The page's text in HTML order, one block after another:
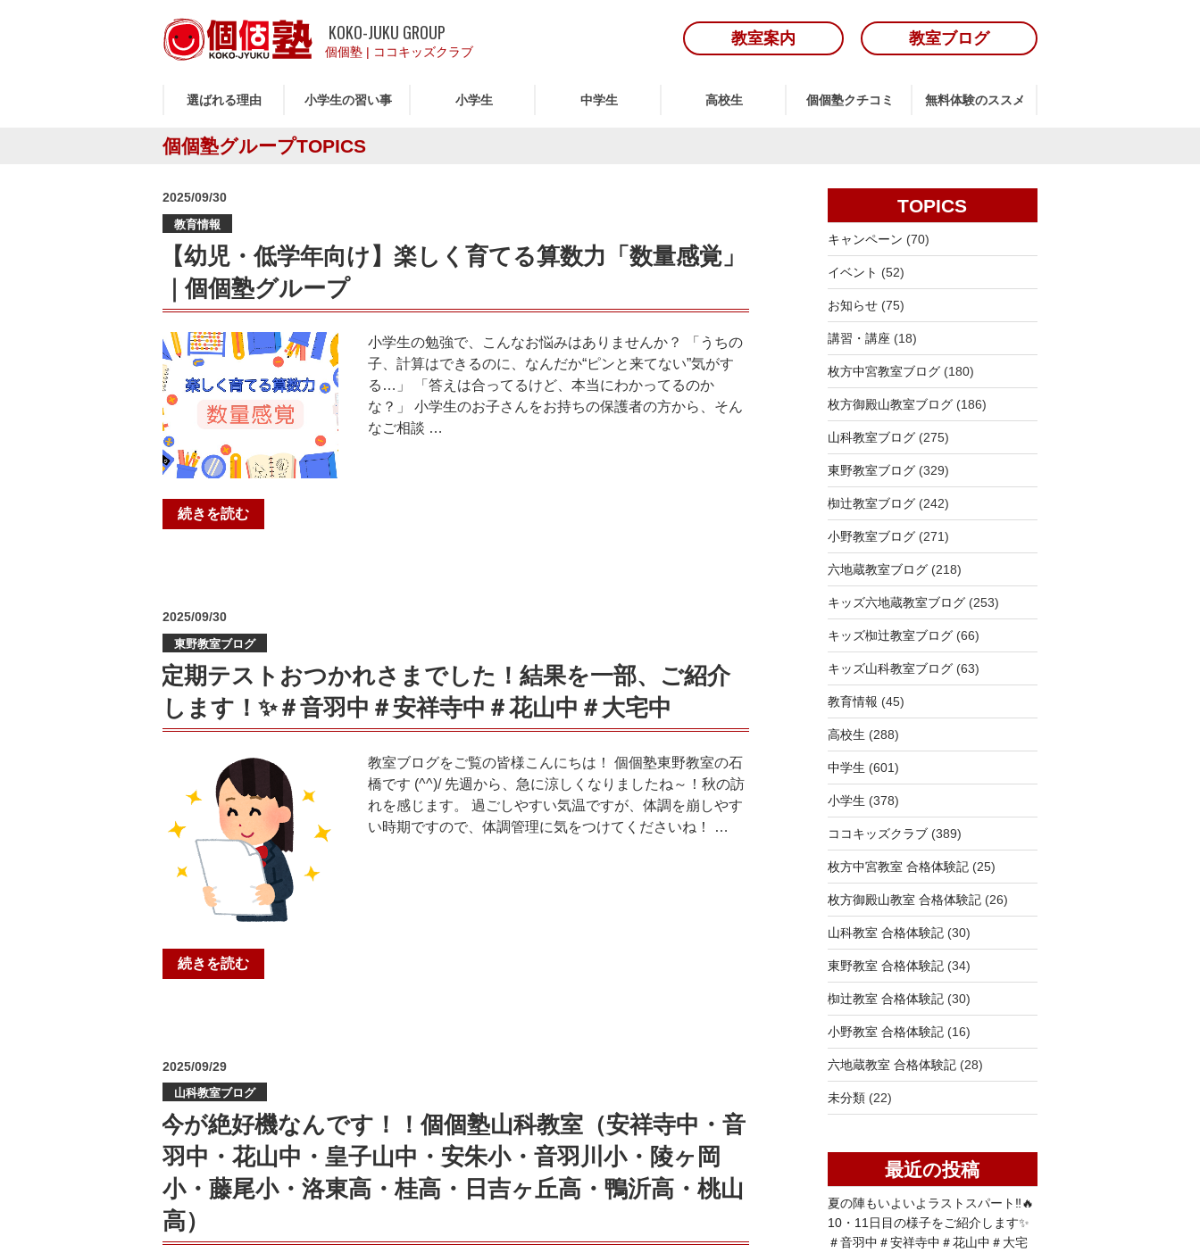
KOKO-JUKU GROUP
個個塾 | ココキッズクラブ
教室案内 教室ブログ
選ばれる理由 小学生の習い事 小学生 中学生 高校生 個個塾クチコミ 無料体験のススメ
個個塾グループTOPICS
投
日:
2025/09/30
教育情報
【幼児・低学年向け】楽しく育てる算数力「数量感覚」
｜個個塾グループ
小学生の勉強で、こんなお悩みはありませんか？ 「うちの
子、計算はできるのに、なんだか“ピンと来てない”気がす
る…」 「答えは合ってるけど、本当にわかってるのか
な？」 小学生のお子さんをお持ちの保護者の方から、そん
なご相談 …
“【幼
児・
向
け】
楽
し
育
算
力
「数
量
個
個
ー
プ”
続きを読む
投
日:
2025/09/30
東野教室ブログ
定期テストおつかれさまでした！結果を一部、ご紹介
します！✨＃音羽中＃安祥寺中＃花山中＃大宅中
教室ブログをご覧の皆様こんにちは！ 個個塾東野教室の石
橋です (^^)/ 先週から、急に涼しくなりましたね～！秋の訪
れを感じます。 過ごしやすい気温ですが、体調を崩しやす
い時期ですので、体調管理に気をつけてくださいね！ …
“定
期
お
つ
れ
さ
で
し
た！
続きを読む
投
2025/09/29
山科教室ブログ
今が絶好機なんです！！個個塾山科教室（安祥寺中・音
羽中・花山中・皇子山中・安朱小・音羽川小・陵ヶ岡
小・藤尾小・洛東高・桂高・日吉ヶ丘高・鴨沂高・桃山
高）
TOPICS
キャンペーン (70)
イベント (52)
お知らせ(75)
講習・講座 (18)
枚方中宮教室ブログ(180)
枚方御殿山教室ブログ(186)
山科教室ブログ(275)
東野教室ブログ(329)
椥辻教室ブログ(242)
小野教室ブログ(271)
六地蔵教室ブログ(218)
キッズ六地蔵教室ブログ(253)
キッズ椥辻教室ブログ(66)
キッズ山科教室ブログ(63)
教育情報 (45)
高校生 (288)
中学生 (601)
小学生 (378)
ココキッズクラブ(389)
枚方中宮教室 合格体験記(25)
枚方御殿山教室 合格体験記(26)
山科教室 合格体験記(30)
東野教室 合格体験記(34)
椥辻教室 合格体験記(30)
小野教室 合格体験記(16)
六地蔵教室 合格体験記(28)
未分類(22)
最近の投稿
夏の陣もいよいよラストスパート‼🔥
10・11日目の様子をご紹介します✨
＃音羽中＃安祥寺中＃花山中＃大宅